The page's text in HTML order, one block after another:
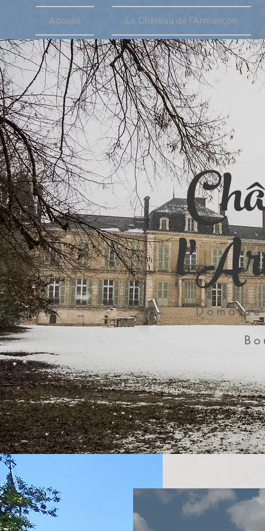
Accueil Le Château de l'Armançon